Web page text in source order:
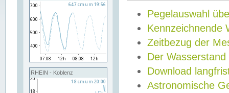
RHEIN - Koblenz
Pegelauswahl
Kennzeichnende
Zeitbezug der
Der Wasserstand
Download
Astronomische